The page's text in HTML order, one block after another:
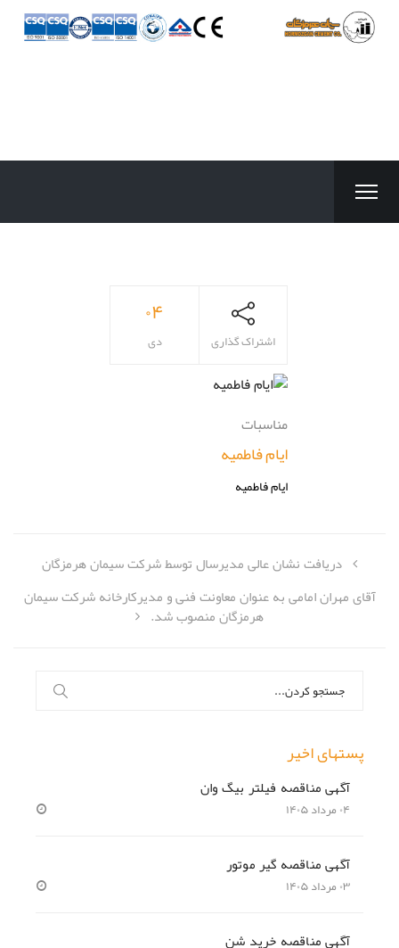
۰۴
دی اشتراک گذاری
مناسبات
ایام فاطمیه
ایام فاطمیه
دریافت نشان عالی مدیرسال توسط شرکت سیمان هرمزگان
آقای مهران امامی به عنوان معاونت فنی و مدیرکارخانه شرکت سیمان
هرمزگان منصوب شد.
برای:
پستهای اخیر
آگهی مناقصه فیلتر بیگ وان
۰۴ مرداد ۱۴۰۵
آگهی مناقصه گیر موتور
۰۳ مرداد ۱۴۰۵
آگهی مناقصه خرید شن